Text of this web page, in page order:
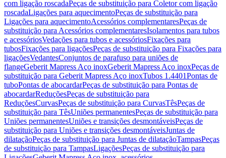
com ligação roscadaPeças de substituição para Coletor com ligação
roscadaLigações para aquecimentoPeças de substituição para
Ligações para aquecimentoAcessórios complementaresPeças de
substituição para Acessórios complementaresIsolamentos para tubos
e acessóriosVedações para tubos e acessóriosFixações para
tubosFixações para ligaçõesPeças de substituição para Fixações para
ligaçõesVedantesConjuntos de parafuso para uniões de
flangeGeberit Mapress Aço inoxGeberit Mapress Aço inoxPeças de
substituição para Geberit Mapress Aço inoxTubos 1.4401Pontas de
tuboPontas de abocardarPeças de substituição para Pontas de
abocardarReduçõesPeças de substituição para
ReduçõesCurvasPeças de substituição para CurvasTêsPeças de
substituição para TêsUniões permanentesPeças de substituição para
Uniões permanentesUniões e transições desmontáveisPeças de
substituição para Uniões e transições desmontáveisJuntas de
dilataçãoPeças de substituição para Juntas de dilataçãoTampasPeças
de substituição para TampasLigaçõesPeças de substituição para